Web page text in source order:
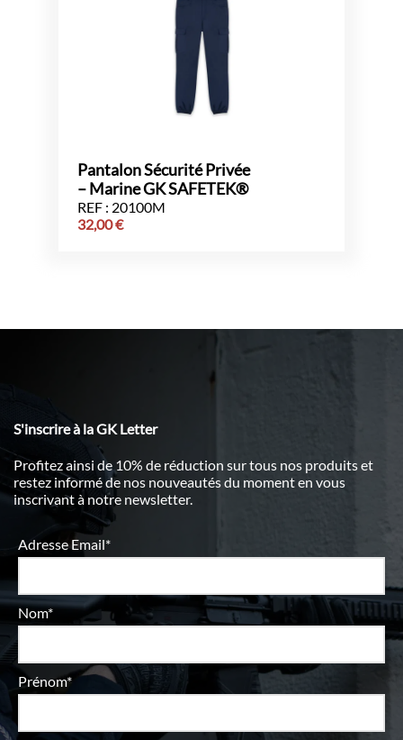
Pantalon Sécurité Privée
– Marine GK SAFETEK®️
REF : 20100M
32,00€
S'inscrire à la GK Letter
Profitez ainsi de 10% de réduction sur tous nos produits et
restez informé de nos nouveautés du moment en vous
inscrivant à notre newsletter.
Adresse Email*
Nom*
Prénom*